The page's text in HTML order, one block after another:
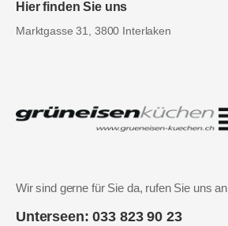
Hier finden Sie uns
Marktgasse 31, 3800 Interlaken
Wir sind gerne für Sie da, rufen Sie uns an
Unterseen: 033 823 90 23